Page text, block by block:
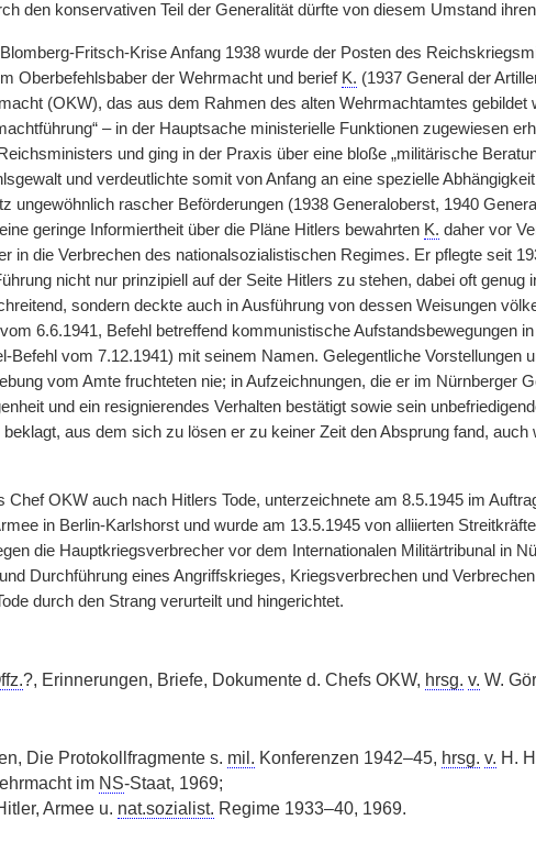
den konservativen Teil der Generalität dürfte von diesem Umstand
Fritsch-Krise Anfang 1938 wurde der Posten des
Oberbefehlsbaber der Wehrmacht und berief K. (1937 General der
(OKW), das aus dem Rahmen des alten Wehrmachtamtes gebildet
– in der Hauptsache ministerielle Funktionen zugewiesen
und ging in der Praxis über eine bloße „militärische
und verdeutlichte somit von Anfang an eine spezielle
ungewöhnlich rascher Beförderungen (1938 Generaloberst, 1940
geringe Informiertheit über die Pläne Hitlers bewahrten K. daher vor
in die Verbrechen des nationalsozialistischen Regimes. Er pflegte seit
nicht nur prinzipiell auf der Seite Hitlers zu stehen, dabei oft genug
sondern deckte auch in Ausführung von dessen Weisungen
6.6.1941, Befehl betreffend kommunistische Aufstandsbewegungen
Befehl vom 7.12.1941) mit seinem Namen. Gelegentliche Vorstellungen
vom Amte fruchteten nie; in Aufzeichnungen, die er im Nürnberger
und ein resignierendes Verhalten bestätigt sowie sein
aus dem sich zu lösen er zu keiner Zeit den Absprung fand, auch
Chef OKW auch nach Hitlers Tode, unterzeichnete am 8.5.1945 im
in Berlin-Karlshorst und wurde am 13.5.1945 von alliierten
die Hauptkriegsverbrecher vor dem Internationalen Militärtribunal in
Durchführung eines Angriffskrieges, Kriegsverbrechen und
durch den Strang verurteilt und hingerichtet.
?, Erinnerungen, Briefe, Dokumente d. Chefs OKW, hrsg. v. W.
Die Protokollfragmente s. mil. Konferenzen 1942–45, hrsg. v. H.
im NS-Staat, 1969;
Armee u. nat.sozialist. Regime 1933–40, 1969.